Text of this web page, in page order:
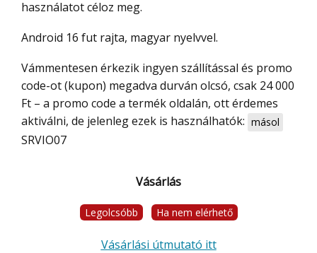
használatot céloz meg.
Android 16 fut rajta, magyar nyelvvel.
Vámmentesen érkezik ingyen szállítással és promo
code-ot (kupon) megadva durván olcsó, csak 24 000
Ft – a promo code a termék oldalán, ott érdemes
aktiválni, de jelenleg ezek is használhatók: másol
SRVIO07
Vásárlás
Legolcsóbb Ha nem elérhető
Vásárlási útmutató itt